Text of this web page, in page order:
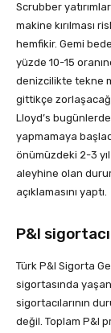
Scrubber
makine kırılması
hemfikir. Gemi
yüzde 10-15
denizcilikte tekne
gittikçe
Lloyd’s
yapmamaya
önümüzdeki 2-3
aleyhine olan
açıklamasını yaptı.
P&I
Türk P&I Sigorta
sigortasında
sigortacılarının
değil. Toplam P&I